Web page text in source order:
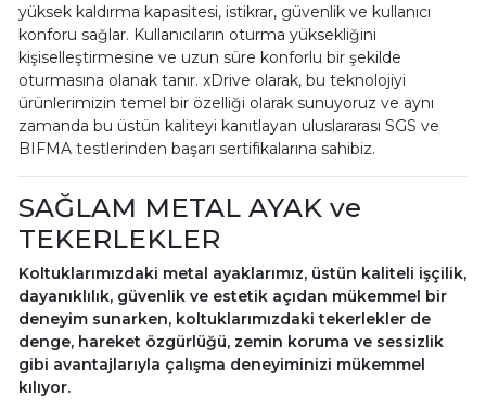
yüksek kaldırma kapasitesi, istikrar, güvenlik ve kullanıcı
konforu sağlar. Kullanıcıların oturma yüksekliğini
kişiselleştirmesine ve uzun süre konforlu bir şekilde
oturmasına olanak tanır. xDrive olarak, bu teknolojiyi
ürünlerimizin temel bir özelliği olarak sunuyoruz ve aynı
zamanda bu üstün kaliteyi kanıtlayan uluslararası SGS ve
BIFMA testlerinden başarı sertifikalarına sahibiz.
SAĞLAM METAL AYAK ve
TEKERLEKLER
Koltuklarımızdaki metal ayaklarımız, üstün kaliteli işçilik,
dayanıklılık, güvenlik ve estetik açıdan mükemmel bir
deneyim sunarken, koltuklarımızdaki tekerlekler de
denge, hareket özgürlüğü, zemin koruma ve sessizlik
gibi avantajlarıyla çalışma deneyiminizi mükemmel
kılıyor.